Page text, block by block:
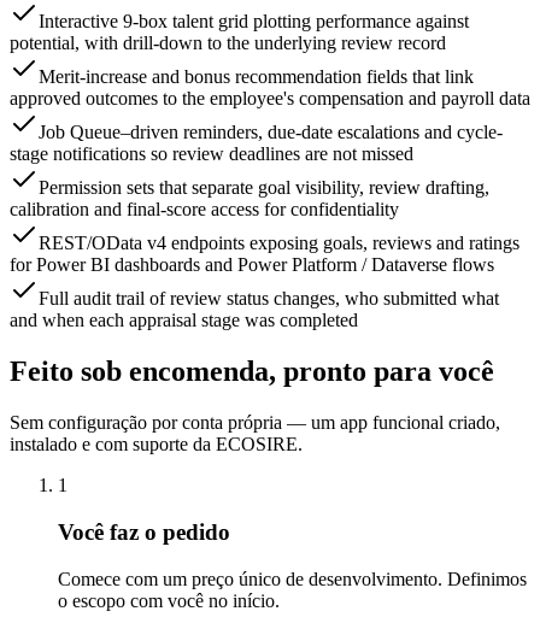
Interactive 9-box talent grid plotting performance against
potential, with drill-down to the underlying review record
Merit-increase and bonus recommendation fields that link
approved outcomes to the employee's compensation and payroll data
Job Queue–driven reminders, due-date escalations and cycle-
stage notifications so review deadlines are not missed
Permission sets that separate goal visibility, review drafting,
calibration and final-score access for confidentiality
REST/OData v4 endpoints exposing goals, reviews and ratings
for Power BI dashboards and Power Platform / Dataverse flows
Full audit trail of review status changes, who submitted what
and when each appraisal stage was completed
Feito sob encomenda, pronto para você
Sem configuração por conta própria — um app funcional criado,
instalado e com suporte da ECOSIRE.
1
Você faz o pedido
Comece com um preço único de desenvolvimento. Definimos
o escopo com você no início.